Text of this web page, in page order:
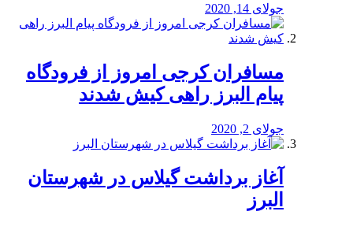
جولای 14, 2020
مسافران کرجی امروز از فرودگاه
پیام البرز راهی کیش شدند
جولای 2, 2020
آغاز برداشت گیلاس در شهرستان
البرز